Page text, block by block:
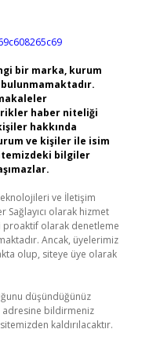
bir marka, kurum
haber niteliği
hakkında
ve kişiler ile isim
bilgiler
ve İletişim
Sağlayıcı olarak hizmet
proaktif olarak denetleme
Ancak, üyelerimiz
olup, siteye üye olarak
düşündüğünüz
adresine bildirmeniz
kaldırılacaktır.